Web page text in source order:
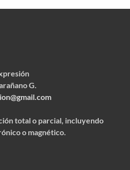
G.
total o parcial, incluyendo
o magnético.